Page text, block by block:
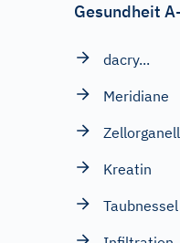
Gesundheit
dacry...
Meridiane
Kreatin
Taubnessel